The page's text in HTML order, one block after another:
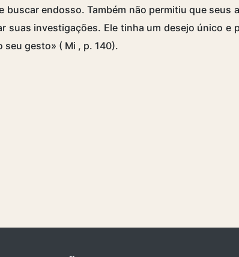
buscar endosso. Também não permitiu que
suas investigações. Ele tinha um desejo único e
seu gesto» ( Mi , p. 140).